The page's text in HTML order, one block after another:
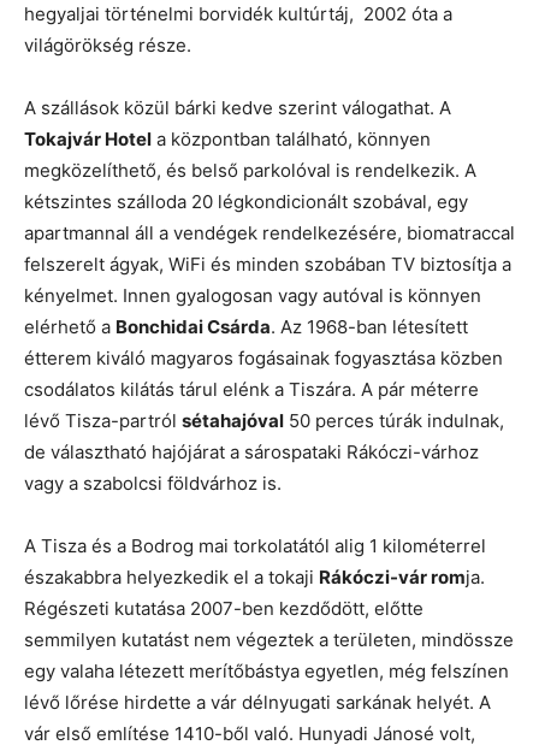
hegyaljai történelmi borvidék kultúrtáj, 2002 óta a
világörökség része.
A szállások közül bárki kedve szerint válogathat. A
Tokajvár Hotel a központban található, könnyen
megközelíthető, és belső parkolóval is rendelkezik. A
kétszintes szálloda 20 légkondicionált szobával, egy
apartmannal áll a vendégek rendelkezésére, biomatraccal
felszerelt ágyak, WiFi és minden szobában TV biztosítja a
kényelmet. Innen gyalogosan vagy autóval is könnyen
elérhető a Bonchidai Csárda. Az 1968-ban létesített
étterem kiváló magyaros fogásainak fogyasztása közben
csodálatos kilátás tárul elénk a Tiszára. A pár méterre
lévő Tisza-partról sétahajóval 50 perces túrák indulnak,
de választható hajójárat a sárospataki Rákóczi-várhoz
vagy a szabolcsi földvárhoz is.
A Tisza és a Bodrog mai torkolatától alig 1 kilométerrel
északabbra helyezkedik el a tokaji Rákóczi-vár romja.
Régészeti kutatása 2007-ben kezdődött, előtte
semmilyen kutatást nem végeztek a területen, mindössze
egy valaha létezett merítőbástya egyetlen, még felszínen
lévő lőrése hirdette a vár délnyugati sarkának helyét. A
vár első említése 1410-ből való. Hunyadi Jánosé volt,